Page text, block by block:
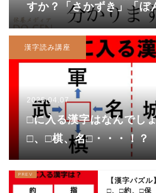
すか？「さかずき」「ぼ
せん！
漢字読み講座
2025.04.07
□に入る漢字はなんでし
□、□棋、名□・・・！？
【漢字パズ
□、□約、□